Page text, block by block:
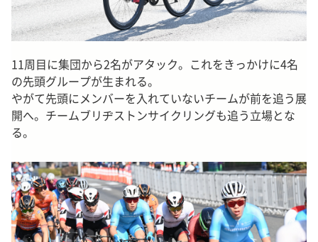
11周目に集団から2名がアタック。これをきっかけに4名
の先頭グループが生まれる。
やがて先頭にメンバーを入れていないチームが前を追う展
開へ。チームブリヂストンサイクリングも追う立場とな
る。